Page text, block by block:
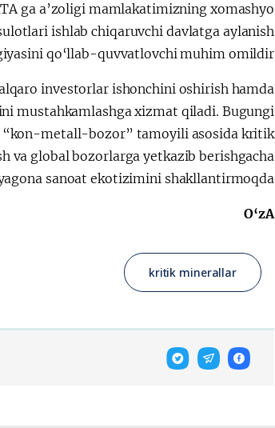
ga a’zoligi mamlakatimizning xomashyo
ishlab chiqaruvchi davlatga aylanish
qo‘llab-quvvatlovchi muhim omildir.
investorlar ishonchini oshirish hamda
mustahkamlashga xizmat qiladi. Bugungi
“kon-metall-bozor” tamoyili asosida kritik
va global bozorlarga yetkazib berishgacha
sanoat ekotizimini shakllantirmoqda.
O‘zA
kritik minerallar